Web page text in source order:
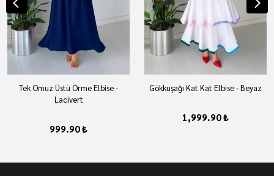
Tek Omuz Üstü Örme Elbise -
Lacivert
999.90 ₺
Gökkuşağı Kat Kat Elbise - Beyaz
1,999.90 ₺